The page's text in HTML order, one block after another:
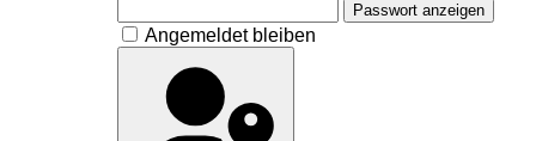
Passwort anzeigen
Angemeldet bleiben